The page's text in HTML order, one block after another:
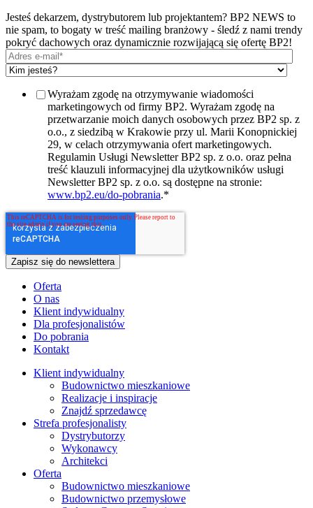
Jesteś dekarzem, dystrybutorem lub projektantem? BP2 NEWS to
nie spam, to bogaty w treść mailing branżowy - śledź z nami trendy
pokryć dachowych oraz dynamicznie rozwijającą się ofertę BP2!
Wyrażam zgodę na otrzymywanie wiadomości
marketingowych od firmy BP2. Wyrażam zgodę na
przetwarzanie moich danych osobowych przez BP2 sp. z
o.o., z siedzibą w Krakowie przy ul. Marii Konopnickiej
29, w celach otrzymywania ofert marketingowych.
Regulamin Usługi Newsletter BP2 sp. z o.o. oraz pełna
treść klauzuli informacyjnej dla użytkowników usługi
Newsletter BP2 sp. z o.o. są dostępne na stronie:
www.bp2.eu/do-pobrania.*
Oferta
O nas
Klient indywidualny
Dla profesjonalistów
Do pobrania
Kontakt
Klient indywidualny
Budownictwo mieszkaniowe
Realizacje i inspiracje
Znajdź sprzedawcę
Strefa profesjonalisty
Dystrybutorzy
Wykonawcy
Architekci
Oferta
Budownictwo mieszkaniowe
Budownictwo przemysłowe